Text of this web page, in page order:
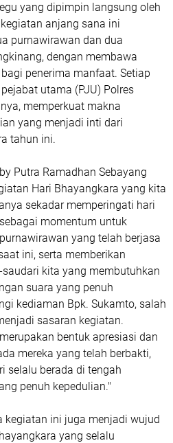
yang dipimpin langsung oleh
anjang sana ini
purnawirawan dan dua
dengan membawa
penerima manfaat. Setiap
utama (PJU) Polres
memperkuat makna
yang menjadi inti dari
tahun ini.
Putra Ramadhan Sebayang
Hari Bhayangkara yang kita
sekadar memperingati hari
momentum untuk
yang telah berjasa
ini, serta memberikan
kita yang membutuhkan
suara yang penuh
kediaman Bpk. Sukamto, salah
sasaran kegiatan.
bentuk apresiasi dan
mereka yang telah berbakti,
selalu berada di tengah
penuh kepedulian."
kegiatan ini juga menjadi wujud
yang selalu